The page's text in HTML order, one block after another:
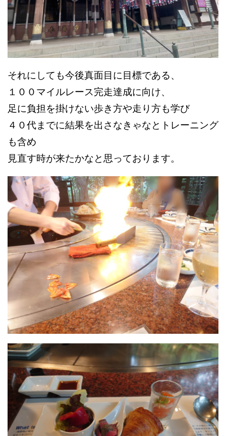
それにしても今後真面目に目標である、
１００マイルレース完走達成に向け、
足に負担を掛けない歩き方や走り方も学び
４０代までに結果を出さなきゃなとトレーニング
も含め
見直す時が来たかなと思っております。